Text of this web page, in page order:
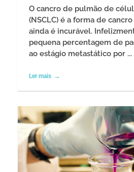
O cancro de pulmão de
(NSCLC) é a forma de
ainda é incurável.
pequena percentagem de
ao estágio metastático por ...
Ler mais